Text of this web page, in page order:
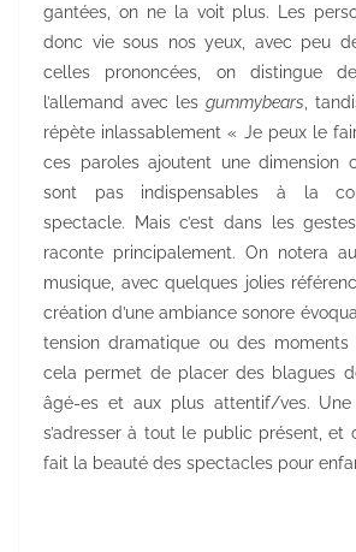
gantées, on ne la voit plus. Les
donc vie sous nos yeux, avec peu
celles prononcées, on distingue
l’allemand avec les gummybears ,
répète inlassablement « Je peux le
ces paroles ajoutent une dimension
sont pas indispensables à la
spectacle. Mais c’est dans les
raconte principalement. On notera
musique, avec quelques jolies
création d’une ambiance sonore
tension dramatique ou des moments
cela permet de placer des blagues
âgé-es et aux plus attentif/ves.
s’adresser à tout le public présent, et
fait la beauté des spectacles pour